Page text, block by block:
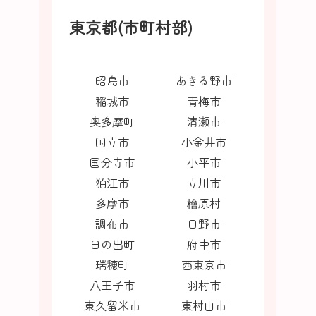
東京都(市町村部)
昭島市
あきる野市
稲城市
青梅市
奥多摩町
清瀬市
国立市
小金井市
国分寺市
小平市
狛江市
立川市
多摩市
檜原村
調布市
日野市
日の出町
府中市
瑞穂町
西東京市
八王子市
羽村市
東久留米市
東村山市